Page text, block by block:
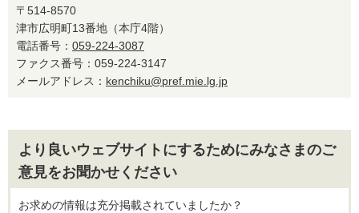
〒514-8570
津市広明町13番地（本庁4階）
電話番号： 059-224-3087
ファクス番号：059-224-3147
メールアドレス： kenchiku@pref.mie.lg.jp
より良いウェブサイトにするためにみなさまのご
意見をお聞かせください
お求めの情報は充分掲載されていましたか？